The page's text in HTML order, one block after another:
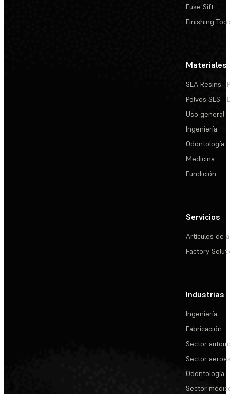
Fuse Sift
Finishing
Materiales
SLA Resins
Polvos SLS
Uso general
Ingeniería
Odontología
Medicina
Fundición
Servicios
Artículos de
Factory
Industrias
Ingeniería
Fabricación
Sector
Sector
Odontología
Sector